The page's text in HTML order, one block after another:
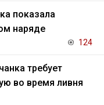
показала
наряде
124
требует
во время ливня